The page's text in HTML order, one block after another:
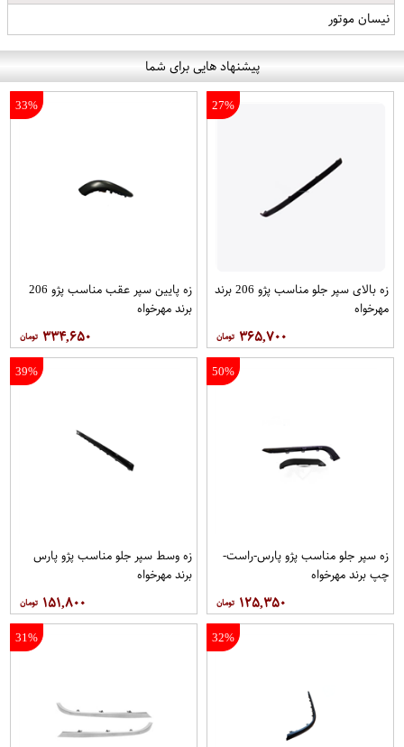
نیسان موتور
پیشنهاد هایی برای شما
27%
زه بالای سپر جلو مناسب پژو 206 برند
مهرخواه
۳۶۵,۷۰۰
33%
زه پایین سپر عقب مناسب پژو 206
برند مهرخواه
۳۳۴,۶۵۰
50%
زه سپر جلو مناسب پژو پارس-راست-
چپ برند مهرخواه
۱۲۵,۳۵۰
39%
زه وسط سپر جلو مناسب پژو پارس
برند مهرخواه
۱۵۱,۸۰۰
32%
31%